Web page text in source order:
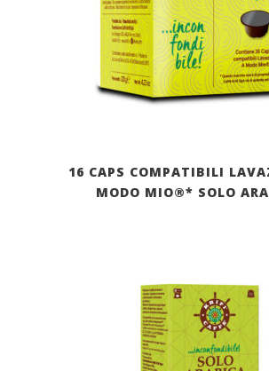
16 CAPS COMPATIBILI
MODO MIO®* SOLO